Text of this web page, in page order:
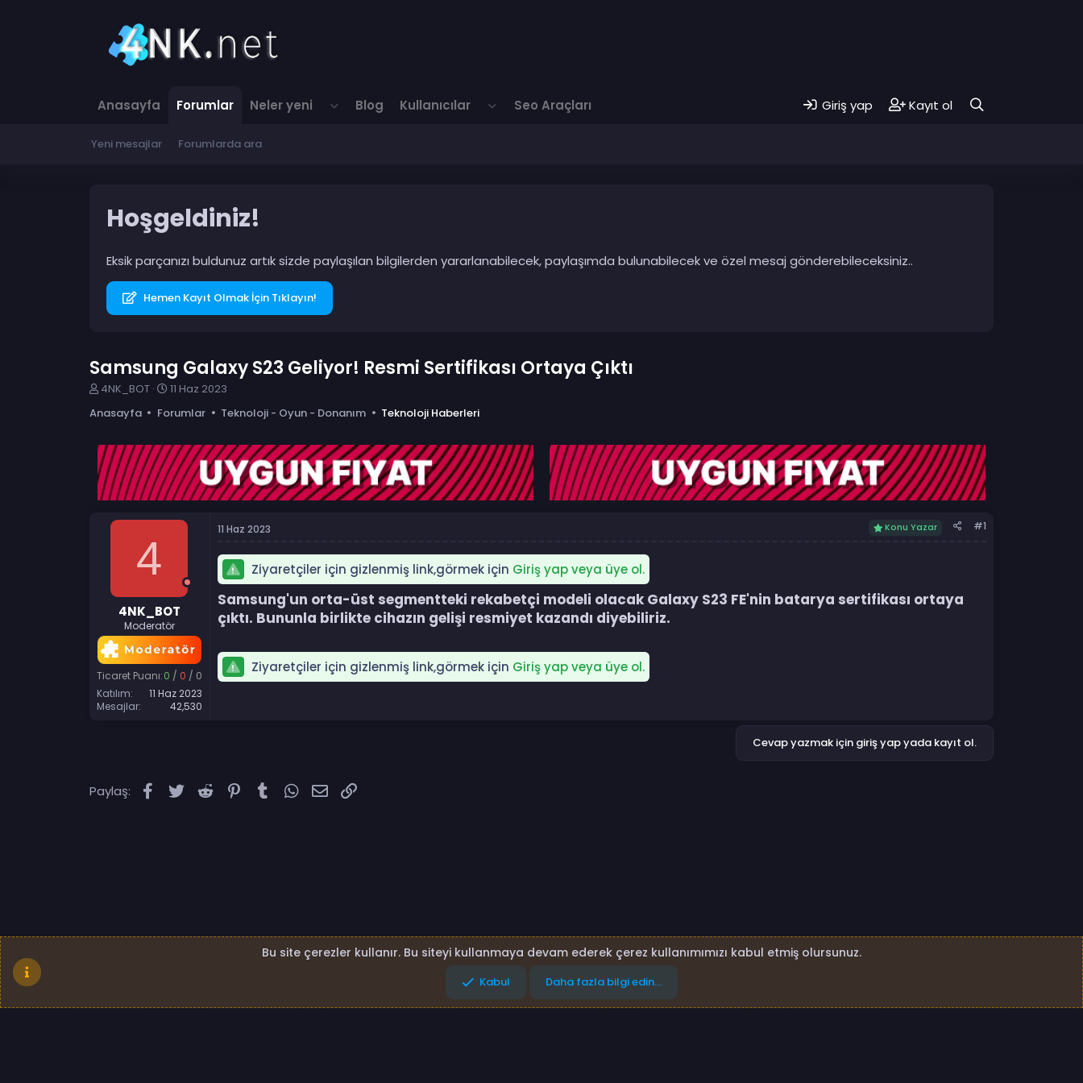
Anasayfa Forumlar Neler yeni Blog Kullanıcılar Seo Araçları Giriş yap Kayıt ol
Yeni mesajlar Forumlarda ara
Hoşgeldiniz!
Eksik parçanızı buldunuz artık sizde paylaşılan bilgilerden yararlanabilecek, paylaşımda bulunabilecek ve özel mesaj gönderebileceksiniz..
Hemen Kayıt Olmak İçin Tıklayın!
Samsung Galaxy S23 Geliyor! Resmi Sertifikası Ortaya Çıktı
K
n
u
y
u
b
a
4NK_BOT
B
ş
a
n
g
ı
ç
t
11 Haz 2023
Anasayfa
Forumlar Teknoloji - Oyun - Donanım Teknoloji Haberleri
4
4NK_BOT
Moderatör
Ticaret Puanı:0 / 0 / 0
Katılım
11 Haz 2023
Mesajlar
42,530
11 Haz 2023 Konu Yazar #1
Ziyaretçiler için gizlenmiş link,görmek için Giriş yap veya üye ol.
Samsung'un orta-üst segmentteki rekabetçi modeli olacak Galaxy S23 FE'nin batarya sertifikası ortaya
çıktı. Bununla birlikte cihazın gelişi resmiyet kazandı diyebiliriz.​
Ziyaretçiler için gizlenmiş link,görmek için Giriş yap veya üye ol.
Cevap yazmak için giriş yap yada kayıt ol.
Paylaş: Facebook
TwitterReddit PinterestTumblrWhatsApp
E-posta
Gizlilik politikası
Bu site çerezler kullanır. Bu siteyi kullanmaya devam ederek çerez kullanımımızı kabul etmiş olursunuz.
Kabul Daha fazla bilgi edin…